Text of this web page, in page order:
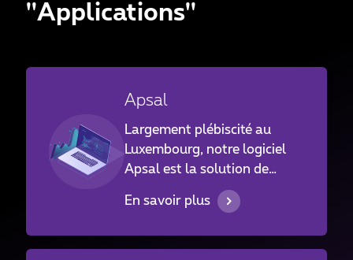
''Applications''
Apsal
Largement plébiscité au
Luxembourg, notre logiciel
Apsal est la solution de
référence pour le calcul des
salaires.
En savoir plus